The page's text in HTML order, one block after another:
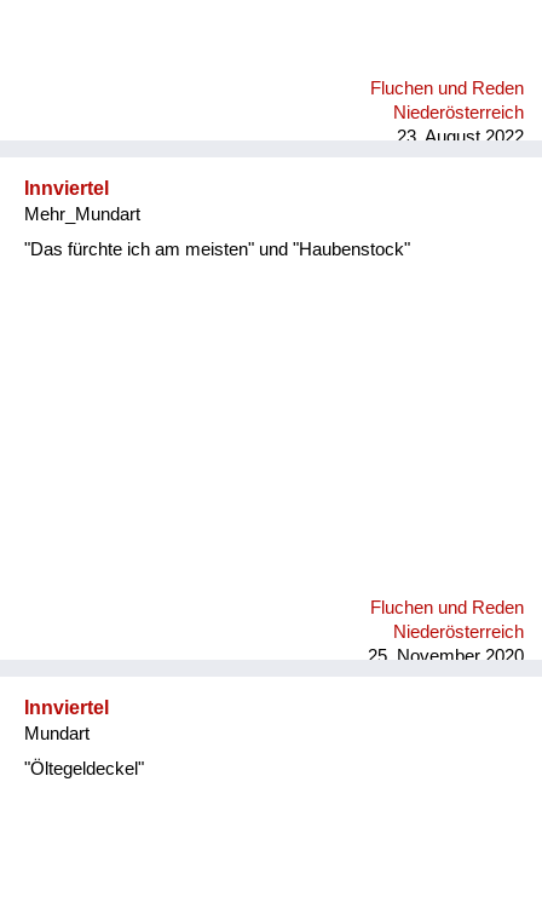
Fluchen und Reden
Niederösterreich
23. August 2022
Innviertel
Mehr_Mundart
"Das fürchte ich am meisten" und "Haubenstock"
Fluchen und Reden
Niederösterreich
25. November 2020
Innviertel
Mundart
"Öltegeldeckel"